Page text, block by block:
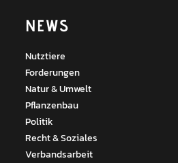
NEWS
Nutztiere
Forderungen
Natur & Umwelt
Pflanzenbau
Politik
Recht & Soziales
Verbandsarbeit